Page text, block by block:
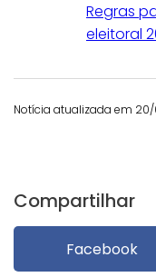
Regras
eleitoral
Notícia atualizada em 20/
Compartilhar
Facebook